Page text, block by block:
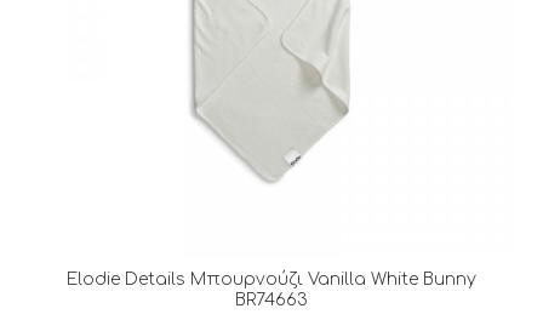
Elodie Details Μπουρνούζι Vanilla White Bunny
BR74663